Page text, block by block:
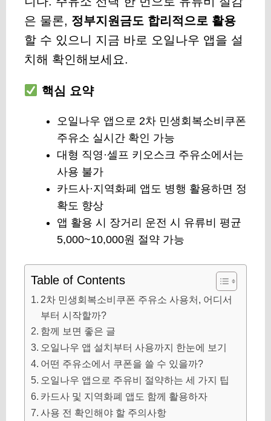
은 물론, 정부지원금도 합리적으로 활용
할 수 있으니 지금 바로 오일나우 앱을 설
치해 확인해보세요.
핵심 요약
오일나우 앱으로 2차 민생회복소비쿠폰
주유소 실시간 확인 가능
대형 직영·셀프 키오스크 주유소에서는
사용 불가
카드사·지역화폐 앱도 병행 활용하면 정
확도 향상
앱 활용 시 장거리 운전 시 유류비 평균
5,000~10,000원 절약 가능
Table of Contents
2차 민생회복소비쿠폰 주유소 사용처, 어디서
부터 시작할까?
함께 보면 좋은 글
오일나우 앱 설치부터 사용까지 한눈에 보기
어떤 주유소에서 쿠폰을 쓸 수 있을까?
오일나우 앱으로 주유비 절약하는 세 가지 팁
카드사 및 지역화폐 앱도 함께 활용하자
사용 전 확인해야 할 주의사항